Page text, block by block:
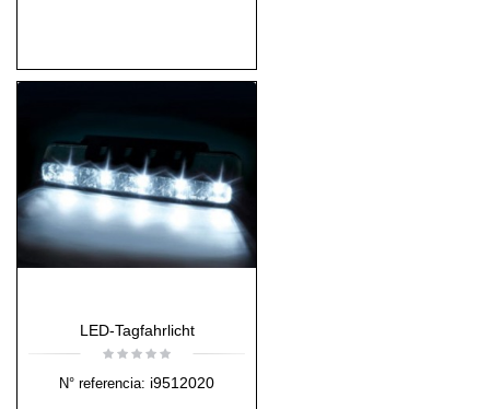
LED-Tagfahrlicht
N° referencia: i9512020